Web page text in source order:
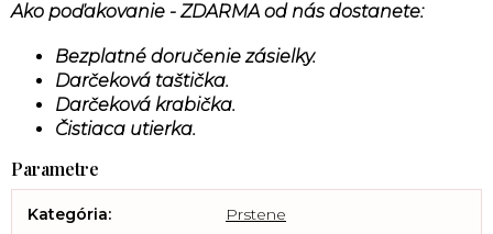
Ako poďakovanie - ZDARMA od nás dostanete:
Bezplatné doručenie zásielky.
Darčeková taštička.
Darčeková krabička.
Čistiaca utierka.
Kategória: Prstene